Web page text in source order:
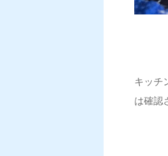
キッチ
は確認